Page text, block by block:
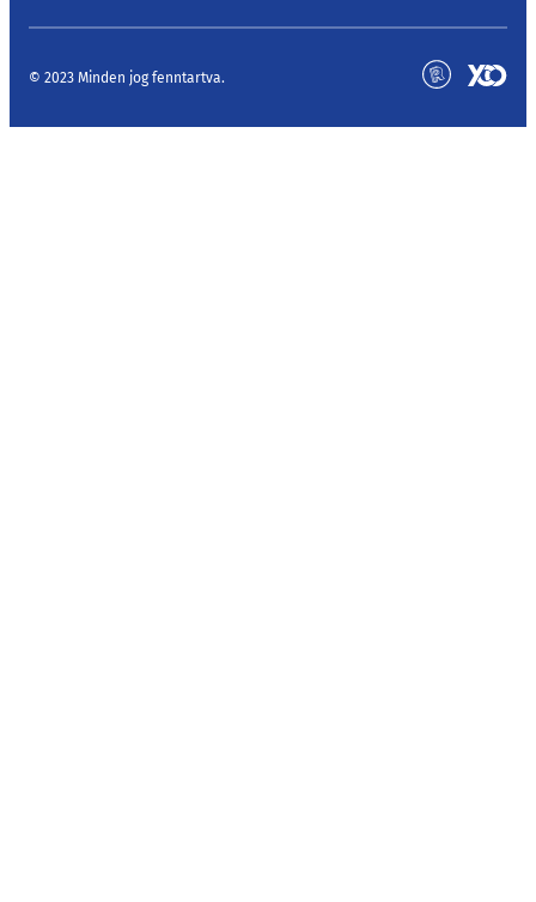
© 2023 Minden jog fenntartva.